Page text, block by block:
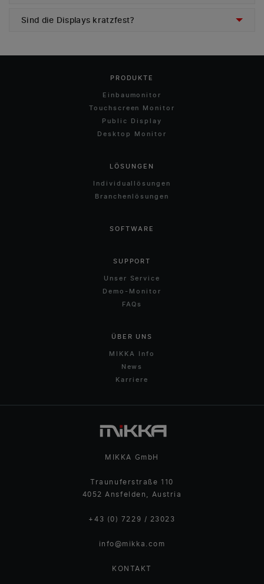
Sind die Displays kratzfest?
PRODUKTE
Einbaumonitor
Touchscreen Monitor
Public Display
Desktop Monitor
LÖSUNGEN
Individuallösungen
Branchenlösungen
SOFTWARE
SUPPORT
Unser Service
Demo-Monitor
FAQs
ÜBER UNS
MIKKA Info
News
Karriere
MIKKA GmbH
Traunuferstraße 110
4052 Ansfelden, Austria
+43 (0) 7229 / 23023
info@mikka.com
KONTAKT